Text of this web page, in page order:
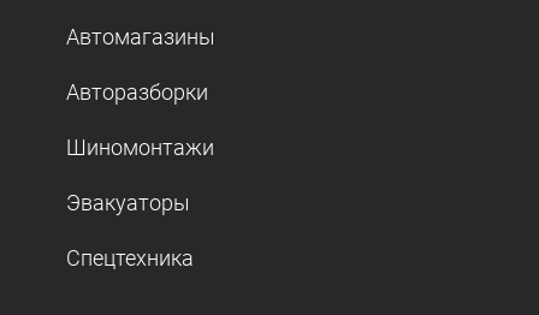
Автомагазины
Авторазборки
Шиномонтажи
Эвакуаторы
Спецтехника